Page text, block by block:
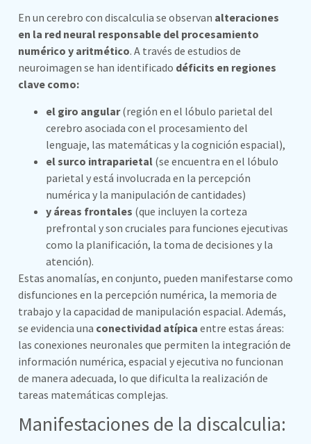
En un cerebro con discalculia se observan alteraciones
en la red neural responsable del procesamiento
numérico y aritmético. A través de estudios de
neuroimagen se han identificado déficits en regiones
clave como:
el giro angular(región en el lóbulo parietal del
cerebro asociada con el procesamiento del
lenguaje, las matemáticas y la cognición espacial),
el surco intraparietal (se encuentra en el lóbulo
parietal y está involucrada en la percepción
numérica y la manipulación de cantidades)
y áreas frontales (que incluyen la corteza
prefrontal y son cruciales para funciones ejecutivas
como la planificación, la toma de decisiones y la
atención).
Estas anomalías, en conjunto, pueden manifestarse como
disfunciones en la percepción numérica, la memoria de
trabajo y la capacidad de manipulación espacial. Además,
se evidencia una conectividad atípica entre estas áreas:
las conexiones neuronales que permiten la integración de
información numérica, espacial y ejecutiva no funcionan
de manera adecuada, lo que dificulta la realización de
tareas matemáticas complejas.
Manifestaciones de la discalculia: